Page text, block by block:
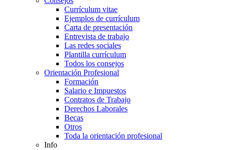
Currículum vitae
Ejemplos de currículum
Carta de presentación
Entrevista de trabajo
Las redes sociales
Plantilla currículum
Todos los consejos
Orientación Profesional
Formación
Salario e Impuestos
Contratos de Trabajo
Derechos Laborales
Becas
Otros
Toda la orientación profesional
Info